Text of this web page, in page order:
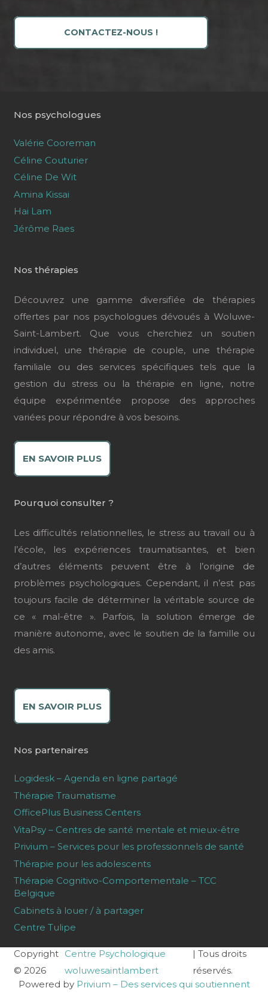
CONTACTEZ-NOUS !
Nos psychologues
Valérie Cooreman
Céline Couturier
Céline De Wit
Amina Kissai
Hai Lam
Jérôme Raes
Nos thérapies
Découvrez une gamme diversifiée de thérapies
offertes par nos psychologues dévoués à Woluwe-
Saint-Lambert. Que vous cherchiez un soutien
individuel, une thérapie de couple, une thérapie
familiale ou des services spécifiques tels que la
gestion du stress ou la thérapie en ligne, notre
équipe expérimentée propose des approches
variées pour répondre à vos besoins.
EN SAVOIR PLUS
Pourquoi consulter ?
Les difficultés relationnelles, le stress au travail ou à
l’école, les expériences traumatisantes, et bien
d’autres éléments peuvent être à l’origine de
problèmes psychologiques. Cependant, il n’est pas
toujours facile de déterminer la véritable source de
ce « mal-être ». Parfois, la solution émerge de
manière autonome, avec le soutien de la famille ou
des amis.
EN SAVOIR PLUS
Nos partenaires
Logidesk – Agenda en ligne partagé
Thérapie Traumatisme
OfficePlus Business Centers
VitaPsy – Centres de santé mentale et mieux-être
Privium – Services pour les professionnels de santé
Thérapie pour les adolescents
Thérapie Cognitivo-Comportementale – TCC
Belgique
Cabinets à louer / à partager
Centre Tulipe
Copyright
© 2026
Centre Psychologique
woluwesaintlambert
| Tous droits
réservés.
Powered by Privium – Des services qui soutiennent